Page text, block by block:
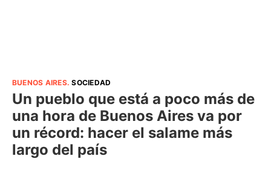
BUENOS AIRES.SOCIEDAD
Un pueblo que está a poco más de
una hora de Buenos Aires va por
un récord: hacer el salame más
largo del país